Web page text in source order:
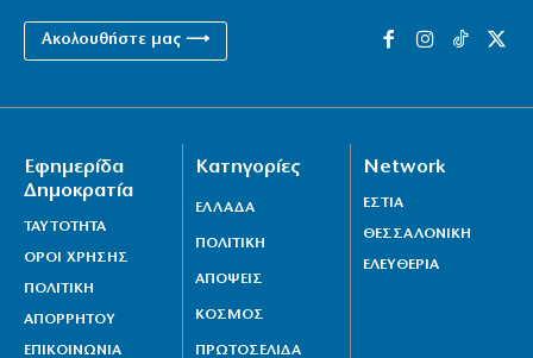
Ακολουθήστε μας ⟶
Εφημερίδα
Δημοκρατία
ΤΑΥΤΟΤΗΤΑ
ΟΡΟΙ ΧΡΗΣΗΣ
ΠΟΛΙΤΙΚΗ
ΑΠΟΡΡΗΤΟΥ
ΕΠΙΚΟΙΝΩΝΙΑ
Κατηγορίες
ΕΛΛΑΔΑ
ΠΟΛΙΤΙΚΗ
ΑΠΟΨΕΙΣ
ΚΟΣΜΟΣ
ΠΡΩΤΟΣΕΛΙΔΑ
Network
ΕΣΤΙΑ
ΘΕΣΣΑΛΟΝΙΚΗ
ΕΛΕΥΘΕΡΙΑ